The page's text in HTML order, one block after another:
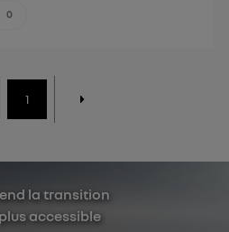
0
1
la transition
accessible